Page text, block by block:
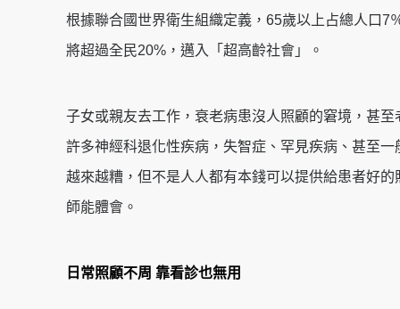
根據聯合國世界衛生組織定義，65歲以上占總人口
將超過全民20%，邁入「超高齡社會」。
子女或親友去工作，衰老病患沒人照顧的窘境，甚
許多神經科退化性疾病，失智症、罕見疾病、甚至
越來越糟，但不是人人都有本錢可以提供給患者好
師能體會。
日常照顧不周 靠看診也無用